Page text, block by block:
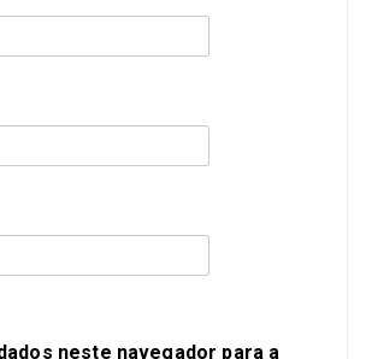
neste navegador para a